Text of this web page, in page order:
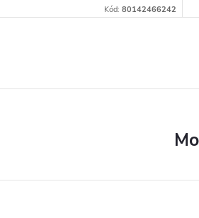
Kód: 80142466242